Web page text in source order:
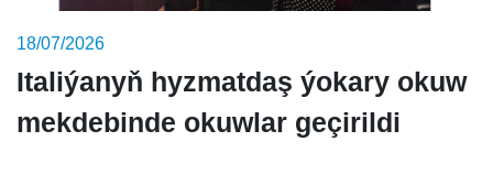
18/07/2026
Italiýanyň hyzmatdaş ýokary okuw
mekdebinde okuwlar geçirildi